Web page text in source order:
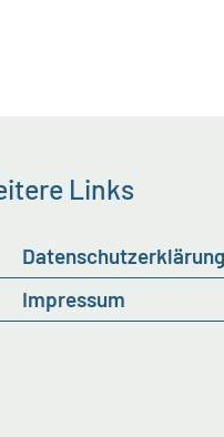
Links
Datenschutzerklärung
Impressum